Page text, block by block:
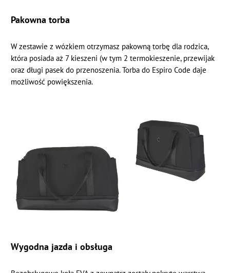
Pakowna torba
W zestawie z wózkiem otrzymasz pakowną torbę dla rodzica,
która posiada aż 7 kieszeni (w tym 2 termokieszenie, przewijak
oraz długi pasek do przenoszenia. Torba do Espiro Code daje
możliwość powiększenia.
Wygodna jazda i obsługa